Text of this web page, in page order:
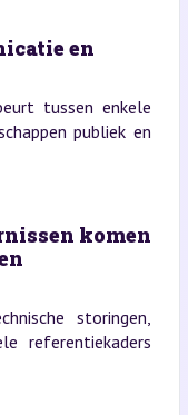
en
tussen enkele
publiek en
komen
storingen,
referentiekaders